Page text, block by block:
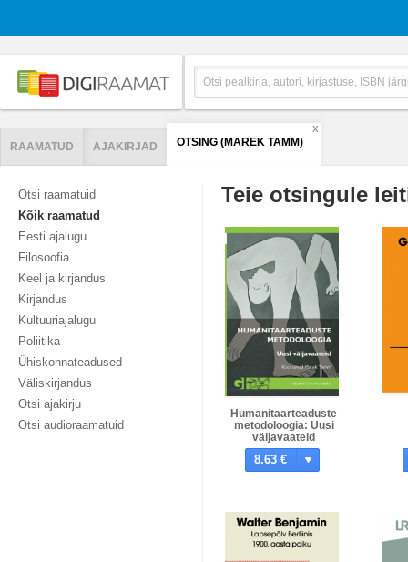
RAAMATUD AJAKIRJAD OTSING (MAREK TAMM)
X
Otsi raamatuid
Kõik raamatud
Eesti ajalugu
Filosoofia
Keel ja kirjandus
Kirjandus
Kultuuriajalugu
Poliitika
Ühiskonnateadused
Väliskirjandus
Otsi ajakirju
Otsi audioraamatuid
Teie otsingule
Humanitaarteaduste
metodoloogia: Uusi
väljavaateid
8.63 €